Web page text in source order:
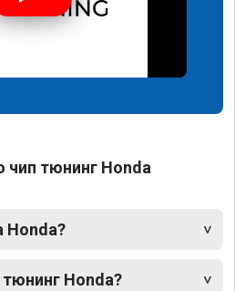
тюнинг Honda
Honda?
Honda?